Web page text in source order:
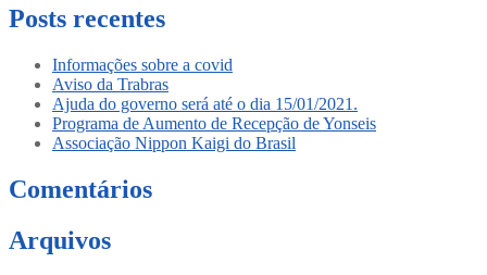
Posts recentes
Informações sobre a covid
Aviso da Trabras
Ajuda do governo será até o dia 15/01/2021.
Programa de Aumento de Recepção de Yonseis
Associação Nippon Kaigi do Brasil
Comentários
Arquivos